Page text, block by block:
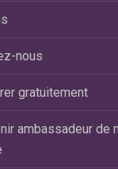
nous
gratuitement
ambassadeur de
de chercher
la suite
T.
de Daphné